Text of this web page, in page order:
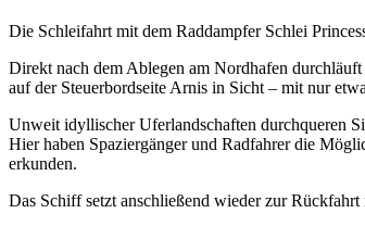
Die Schleifahrt mit dem Raddampfer Schlei
Direkt nach dem Ablegen am Nordhafen
auf der Steuerbordseite Arnis in Sicht – mit nur
Unweit idyllischer Uferlandschaften durchqueren
Hier haben Spaziergänger und Radfahrer die
erkunden.
Das Schiff setzt anschließend wieder zur